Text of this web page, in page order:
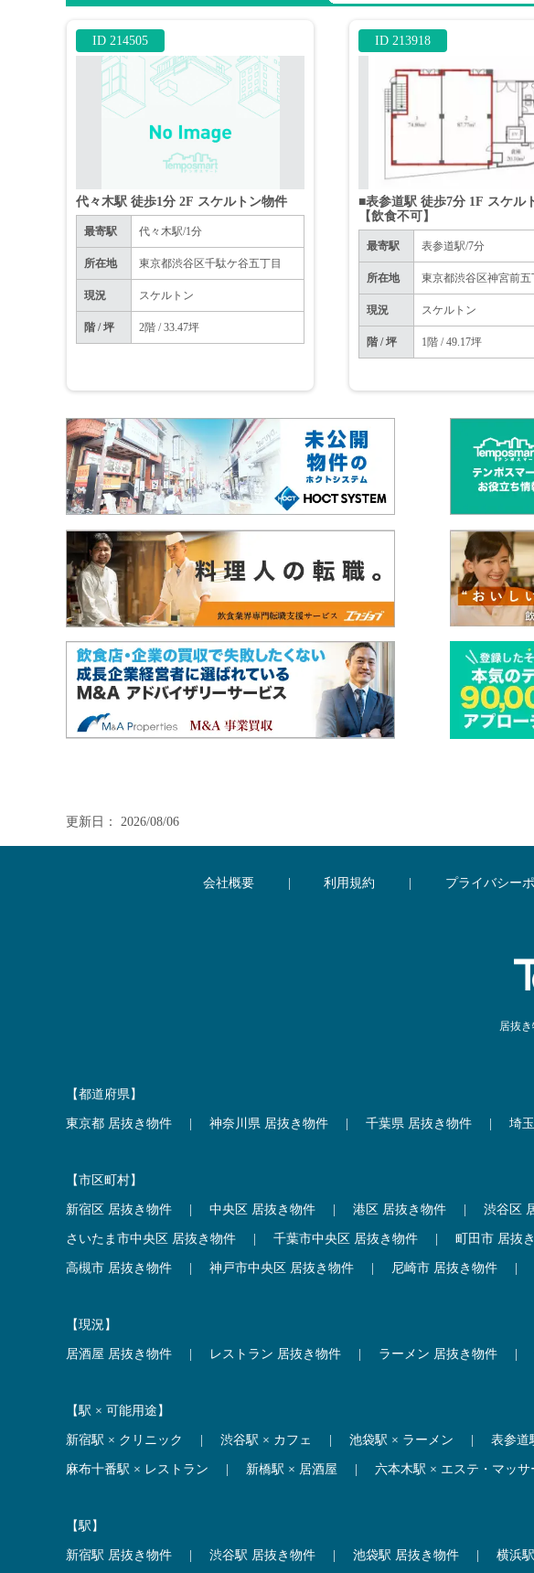
ID 214505
代々木駅 徒歩1分 2F スケルトン物件
最寄駅 代々木駅/1分
所在地 東京都渋谷区千駄ケ谷五丁目
現況 スケルトン
階 / 坪 2階 / 33.47坪
ID 213918
■表参道駅 徒歩7分 1F スケル
【飲食不可】
最寄駅 表参道駅/7分
所在地 東京都渋谷区神宮前五
現況 スケルトン
階 / 坪 1階 / 49.17坪
更新日： 2026/08/06
会社概要 利用規約 プライバシー
居抜
【都道府県】
東京都 居抜き物件 神奈川県 居抜き物件 千葉県 居抜き物件 埼
【市区町村】
新宿区 居抜き物件 中央区 居抜き物件 港区 居抜き物件 渋谷区
さいたま市中央区 居抜き物件 千葉市中央区 居抜き物件 町田市 居抜
高槻市 居抜き物件 神戸市中央区 居抜き物件 尼崎市 居抜き物件
【現況】
居酒屋 居抜き物件 レストラン 居抜き物件 ラーメン 居抜き物件
【駅 × 可能用途】
新宿駅 × クリニック 渋谷駅 × カフェ 池袋駅 × ラーメン 表参道
麻布十番駅 × レストラン 新橋駅 × 居酒屋 六本木駅 × エステ・マッサ
【駅】
新宿駅 居抜き物件 渋谷駅 居抜き物件 池袋駅 居抜き物件 横浜